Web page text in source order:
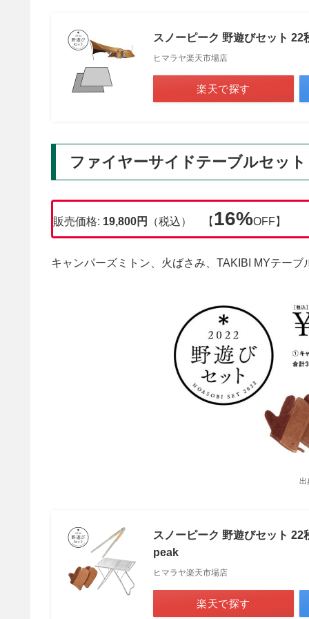
スノーピーク 野遊びセット
ヒマラヤ楽天市場店
楽天で探す
ファイヤーサイドテーブルセット
販売価格: 19,800円 （税込） 【 16%OFF】
キャンパーズミトン、火ばさみ、TAKIBI MYテーブ
出
スノーピーク 野遊びセット
peak
ヒマラヤ楽天市場店
楽天で探す